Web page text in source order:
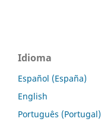
Idioma
Español (España)
English
Português (Portugal)